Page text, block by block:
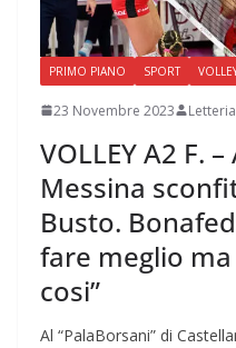
PRIMO PIANO SPORT
23 Novembre 2023
VOLLEY A2 F.
Messina
Busto.
fare meglio
cosi”
Al “PalaBorsani” di